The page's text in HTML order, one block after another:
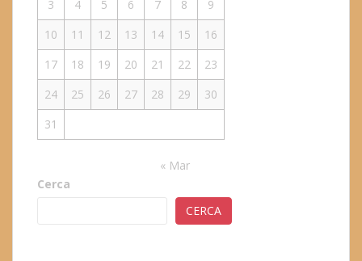
3 4 5 6 7 8
9
10
11 12 13 14 15
16
17
18 19 20 21 22
23
24
25 26 27 28 29
30
31
« Mar
Cerca
CERCA